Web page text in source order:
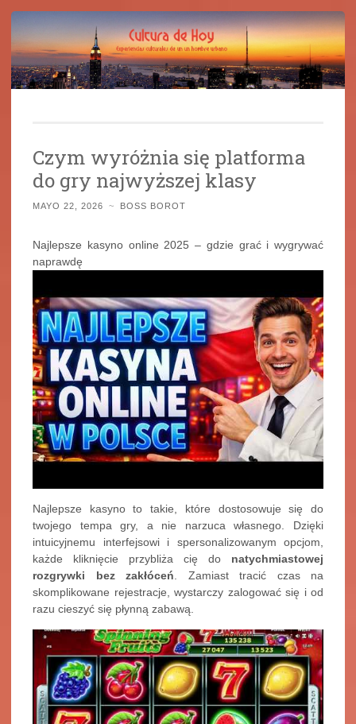
contenido
Czym wyróżnia się platforma
do gry najwyższej klasy
MAYO 22, 2026 ~ BOSS BOROT
Najlepsze kasyno online 2025 – gdzie grać i wygrywać
naprawdę
Najlepsze kasyno to takie, które dostosowuje się do
twojego tempa gry, a nie narzuca własnego. Dzięki
intuicyjnemu interfejsowi i spersonalizowanym opcjom,
każde kliknięcie przybliża cię do natychmiastowej
rozgrywki bez zakłóceń . Zamiast tracić czas na
skomplikowane rejestracje, wystarczy zalogować się i od
razu cieszyć się płynną zabawą.